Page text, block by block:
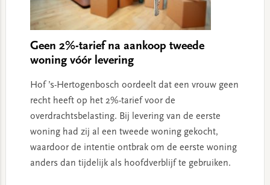
Geen 2%-tarief na aankoop tweede
woning vóór levering
Hof ’s-Hertogenbosch oordeelt dat een vrouw geen
recht heeft op het 2%-tarief voor de
overdrachtsbelasting. Bij levering van de eerste
woning had zij al een tweede woning gekocht,
waardoor de intentie ontbrak om de eerste woning
anders dan tijdelijk als hoofdverblijf te gebruiken.